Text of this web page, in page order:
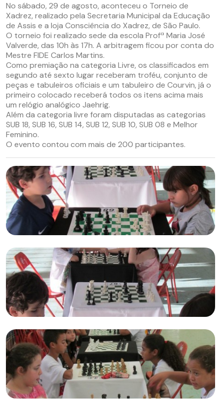
No sábado, 29 de agosto, aconteceu o Torneio de
Xadrez, realizado pela Secretaria Municipal da Educação
de Assis e a loja Consciência do Xadrez, de São Paulo.
O torneio foi realizado sede da escola Profª Maria José
Valverde, das 10h às 17h. A arbitragem ficou por conta do
Mestre FIDE Carlos Martins.
Como premiação na categoria Livre, os classificados em
segundo até sexto lugar receberam troféu, conjunto de
peças e tabuleiros oficiais e um tabuleiro de Courvin, já o
primeiro colocado receberá todos os itens acima mais
um relógio analógico Jaehrig.
Além da categoria livre foram disputadas as categorias
SUB 18, SUB 16, SUB 14, SUB 12, SUB 10, SUB 08 e Melhor
Feminino.
O evento contou com mais de 200 participantes.